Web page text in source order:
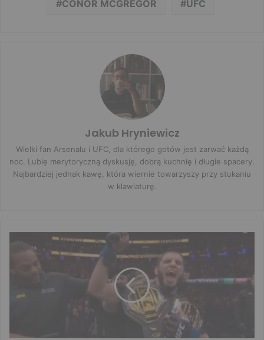
CONOR MCGREGOR UFC
Jakub Hryniewicz
Wielki fan Arsenalu i UFC, dla którego gotów jest zarwać każdą
noc. Lubię merytoryczną dyskusję, dobrą kuchnię i długie spacery.
Najbardziej jednak kawę, która wiernie towarzyszy przy stukaniu
w klawiaturę.